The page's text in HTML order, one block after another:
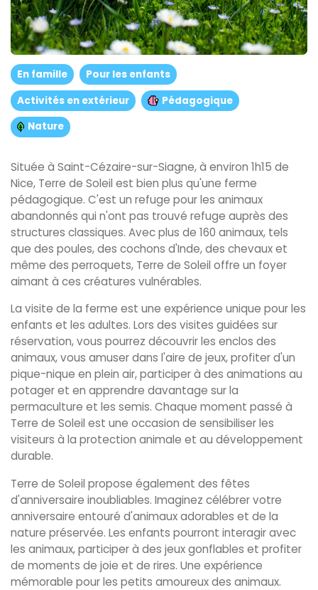
En famille
Pour les enfants
Activités en extérieur
Pédagogique
Nature
Située à Saint-Cézaire-sur-Siagne, à environ 1h15 de
Nice, Terre de Soleil est bien plus qu'une ferme
pédagogique. C'est un refuge pour les animaux
abandonnés qui n'ont pas trouvé refuge auprès des
structures classiques. Avec plus de 160 animaux, tels
que des poules, des cochons d'Inde, des chevaux et
même des perroquets, Terre de Soleil offre un foyer
aimant à ces créatures vulnérables.
La visite de la ferme est une expérience unique pour les
enfants et les adultes. Lors des visites guidées sur
réservation, vous pourrez découvrir les enclos des
animaux, vous amuser dans l'aire de jeux, profiter d'un
pique-nique en plein air, participer à des animations au
potager et en apprendre davantage sur la
permaculture et les semis. Chaque moment passé à
Terre de Soleil est une occasion de sensibiliser les
visiteurs à la protection animale et au développement
durable.
Terre de Soleil propose également des fêtes
d'anniversaire inoubliables. Imaginez célébrer votre
anniversaire entouré d'animaux adorables et de la
nature préservée. Les enfants pourront interagir avec
les animaux, participer à des jeux gonflables et profiter
de moments de joie et de rires. Une expérience
mémorable pour les petits amoureux des animaux.